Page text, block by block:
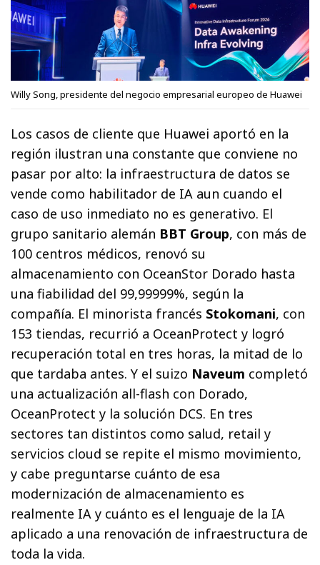
Willy Song, presidente del negocio empresarial europeo de Huawei
Los casos de cliente que Huawei aportó en la
región ilustran una constante que conviene no
pasar por alto: la infraestructura de datos se
vende como habilitador de IA aun cuando el
caso de uso inmediato no es generativo. El
grupo sanitario alemán BBT Group, con más de
100 centros médicos, renovó su
almacenamiento con OceanStor Dorado hasta
una fiabilidad del 99,99999%, según la
compañía. El minorista francés Stokomani, con
153 tiendas, recurrió a OceanProtect y logró
recuperación total en tres horas, la mitad de lo
que tardaba antes. Y el suizo Naveum completó
una actualización all-flash con Dorado,
OceanProtect y la solución DCS. En tres
sectores tan distintos como salud, retail y
servicios cloud se repite el mismo movimiento,
y cabe preguntarse cuánto de esa
modernización de almacenamiento es
realmente IA y cuánto es el lenguaje de la IA
aplicado a una renovación de infraestructura de
toda la vida.